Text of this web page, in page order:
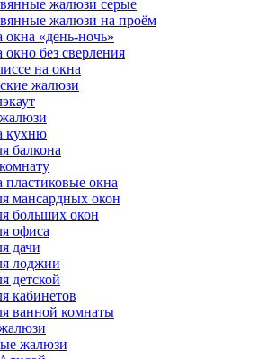
жалюзи серые
жалюзи на проём
«день-ночь»
без сверления
на окна
жалюзи
кухню
балкона
окна
мансардных окон
больших окон
офиса
дачи
лоджии
детской
кабинетов
ванной комнаты
жалюзи